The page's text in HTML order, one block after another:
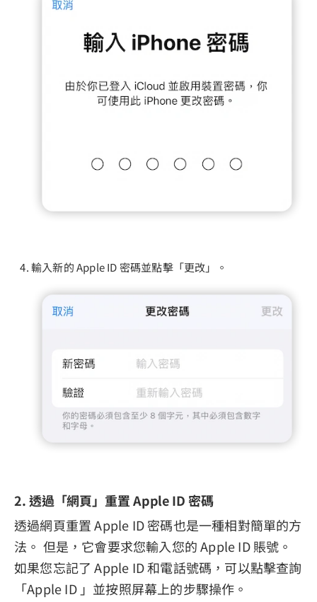
輸入新的 Apple ID 密碼並點擊「更改」。
2. 透過「網頁」重置 Apple ID 密碼
透過網頁重置 Apple ID 密碼也是一種相對簡單的方
法。 但是，它會要求您輸入您的 Apple ID 賬號。
如果您忘記了 Apple ID 和電話號碼，可以點擊查詢
「Apple ID 」並按照屏幕上的步驟操作。